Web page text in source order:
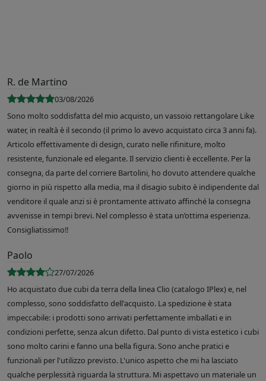
R. de Martino
03/08/2026
Sono molto soddisfatta del mio acquisto, un vassoio rettangolare Like
water, in realtà è il secondo (il primo lo avevo acquistato circa 3 anni fa).
Articolo effettivamente di design, curato nelle rifiniture, molto
resistente, funzionale ed elegante. Il servizio clienti è eccellente. Per la
consegna, da parte del corriere Bartolini, ho dovuto attendere qualche
giorno in più rispetto alla media, ma il disagio subito è indipendente dal
venditore il quale anzi si è prontamente attivato affinché la consegna
avvenisse in tempi brevi. Nel complesso è stata un’ottima esperienza.
Consigliatissimo!!
Paolo
27/07/2026
Ho acquistato due cubi da terra della linea Clio (catalogo IPlex) e, nel
complesso, sono soddisfatto dell'acquisto. La spedizione è stata
impeccabile: i prodotti sono arrivati perfettamente imballati e in
condizioni perfette, senza alcun difetto. Dal punto di vista estetico i cubi
sono molto carini e fanno una bella figura. Sono anche pratici e
funzionali per l'utilizzo previsto. L'unico aspetto che mi ha lasciato
qualche perplessità riguarda la struttura. Mi aspettavo un materiale un